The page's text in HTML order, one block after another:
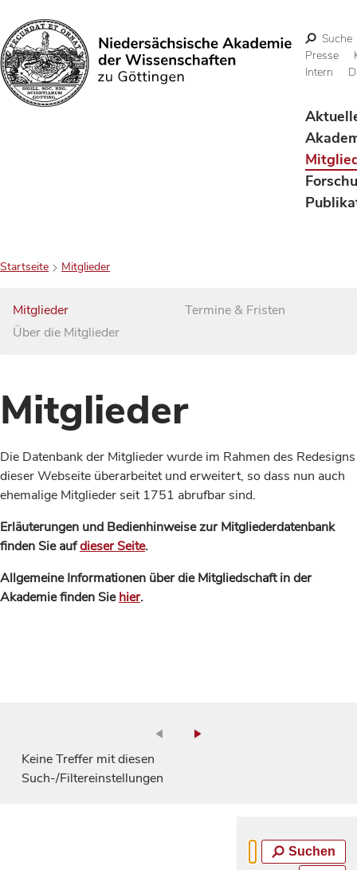
Suchen
Suche
Presse
Intern
Startseite Mitglieder
Mitglieder
Über die Mitglieder
Termine & Fristen
Mitglieder
Die Datenbank der Mitglieder wurde im Rahmen des Redesigns
dieser Webseite überarbeitet und erweitert, so dass nun auch
ehemalige Mitglieder seit 1751 abrufbar sind.
Erläuterungen und Bedienhinweise zur Mitgliederdatenbank
finden Sie aufdieser Seite.
Allgemeine Informationen über die Mitgliedschaft in der
Akademie finden Siehier.
Keine Treffer mit diesen
Such-/Filtereinstellungen
Suchen